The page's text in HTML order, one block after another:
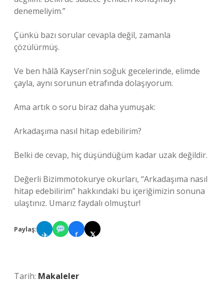
denemeliyim.”
Çünkü bazı sorular cevapla değil, zamanla
çözülürmüş.
Ve ben hâlâ Kayseri’nin soğuk gecelerinde, elimde
çayla, aynı sorunun etrafında dolaşıyorum.
Ama artık o soru biraz daha yumuşak:
Arkadaşıma nasıl hitap edebilirim?
Belki de cevap, hiç düşündüğüm kadar uzak değildir.
Değerli Bizimmotokurye okurları, “Arkadaşıma nasıl
hitap edebilirim” hakkındaki bu içeriğimizin sonuna
ulaştınız. Umarız faydalı olmuştur!
Paylaş:
✈ f 𝕏
Tarih: Makaleler